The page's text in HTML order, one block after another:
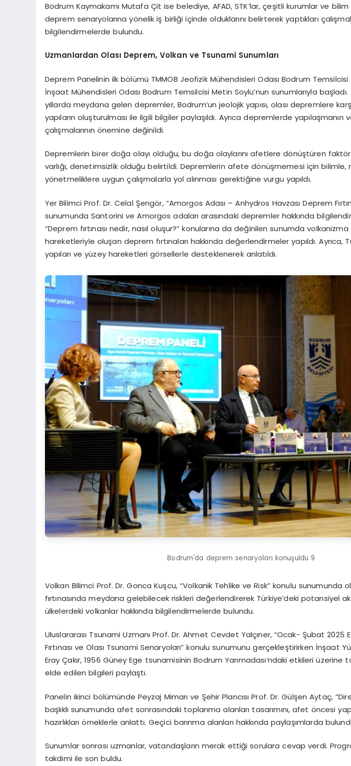
Bodrum Kaymakamı Mutafa Çit ise belediye, AFAD, STK’lar, çeşitli kurumlar ve bilim
deprem senaryolarına yönelik iş birliği içinde olduklarını belirterek yaptıkları
bilgilendirmelerde bulundu.
Uzmanlardan Olası Deprem, Volkan ve Tsunami Sunumları
Deprem Panelinin ilk bölümü TMMOB Jeofizik Mühendisleri Odası Bodrum Temsilcisi
İnşaat Mühendisleri Odası Bodrum Temsilcisi Metin Soylu’nun sunumlarıyla
yıllarda meydana gelen depremler, Bodrum’un jeolojik yapısı, olası depremlere
yapıların oluşturulması ile ilgili bilgiler paylaşıldı. Ayrıca depremlerde
çalışmalarının önemine değinildi.
Depremlerin birer doğa olayı olduğu, bu doğa olaylarını afetlere dönüştüren
varlığı, denetimsizlik olduğu belirtildi. Depremlerin afete dönüşmemesi için bilimle,
yönetmeliklere uygun çalışmalarla yol alınması gerektiğine vurgu yapıldı.
Yer Bilimci Prof. Dr. Celal Şengör, “Amorgos Adası – Anhydros Havzası Deprem
sunumunda Santorini ve Amorgos adaları arasındaki depremler hakkında
“Deprem fırtınası nedir, nasıl oluşur?” konularına da değinilen sunumda volkanizma
hareketleriyle oluşan deprem fırtınaları hakkında değerlendirmeler yapıldı. Ayrıca,
yapıları ve yüzey hareketleri görsellerle desteklenerek anlatıldı.
Bodrum'da deprem senaryoları konuşuldu 9
Volkan Bilimci Prof. Dr. Gonca Kuşcu, “Volkanik Tehlike ve Risk” konulu sunumunda
fırtınasında meydana gelebilecek riskleri değerlendirerek Türkiye’deki potansiyel
ülkelerdeki volkanlar hakkında bilgilendirmelerde bulundu.
Uluslararası Tsunami Uzmanı Prof. Dr. Ahmet Cevdet Yalçıner, “Ocak- Şubat 2025
Fırtınası ve Olası Tsunami Senaryoları” konulu sunumunu gerçekleştirirken İnşaat
Eray Çakır, 1956 Güney Ege tsunamisinin Bodrum Yarımadası’ndaki etkileri üzerine
elde edilen bilgileri paylaştı.
Panelin ikinci bölümünde Peyzaj Mimarı ve Şehir Plancısı Prof. Dr. Gülşen Aytaç,
başlıklı sunumunda afet sonrasındaki toplanma alanları tasarımını, afet öncesi
hazırlıkları örneklerle anlattı. Geçici barınma alanları hakkında paylaşımlarda
Sunumlar sonrası uzmanlar, vatandaşların merak ettiği sorulara cevap verdi.
takdimi ile son buldu.